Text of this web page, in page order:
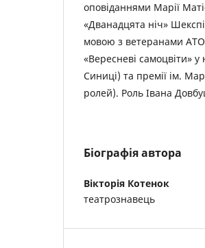
оповіданнями Марії
«Дванадцята ніч»
мовою з ветеранами АТО
«Вересневі самоцвіти»
Синиці) та премії ім.
ролей). Роль Івана
Біографія автора
Вікторія Котенок
театрознавець